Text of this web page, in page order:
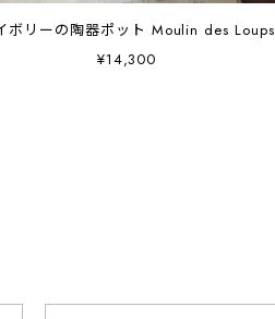
ボリーの陶器ポット Moulin des Loups
¥14,300